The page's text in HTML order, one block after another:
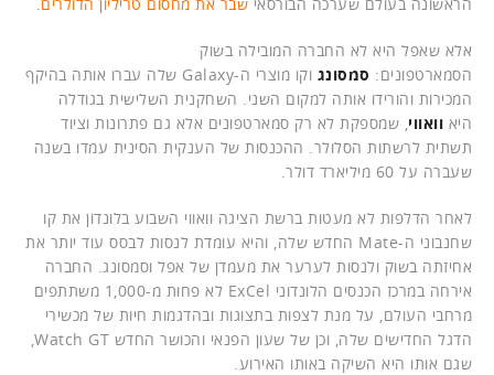
אלא שאפל היא לא החברה המובילה בשוק
הסמארטפונים: סמסונג
וקו מוצרי ה-Galaxy שלה עברו אותה בהיקף
המכירות והורידו אותה למקום השני. השחקנית השלישית בגודלה
היא וואווי , שמספקת לא רק סמארטפונים אלא גם פתרונות וציוד
תשתית לרשתות הסלולר. ההכנסות של הענקית הסינית עמדו בשנה
שעברה על 60 מיליארד דולר.
לאחר הדלפות לא מעטות ברשת הציגה וואווי השבוע בלונדון את קו
שחנבוני ה-Mate החדש שלה, והיא עומדת לנסות לבסס עוד יותר את
אחיזתה בשוק ולנסות לערער את מעמדן של אפל וסמסונג. החברה
אירחה במרכז הכנסים הלונדוני ExCel לא פחות מ-1,000 משתתפים
מרחבי העולם, על מנת לצפות בתצוגות ובהדגמות חיות של מכשירי
שגם אותו היא השיקה באותו האירוע.